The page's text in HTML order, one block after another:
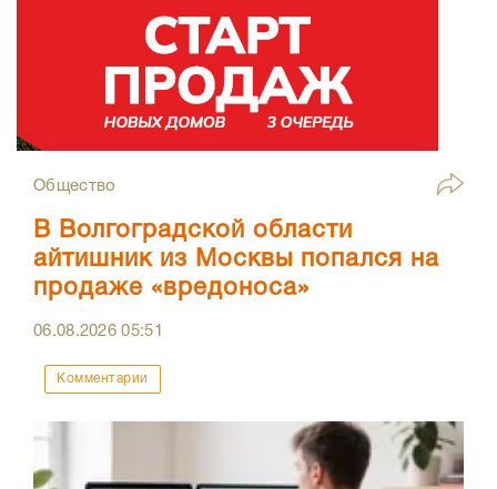
Общество
В Волгоградской области
айтишник из Москвы попался на
продаже «вредоноса»
06.08.202605:51
Комментарии